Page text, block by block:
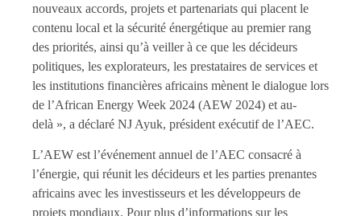
nouveaux accords, projets et partenariats qui placent le
contenu local et la sécurité énergétique au premier rang
des priorités, ainsi qu’à veiller à ce que les décideurs
politiques, les explorateurs, les prestataires de services et
les institutions financières africains mènent le dialogue lors
de l’African Energy Week 2024 (AEW 2024) et au-
delà », a déclaré NJ Ayuk, président exécutif de l’AEC.
L’AEW est l’événement annuel de l’AEC consacré à
l’énergie, qui réunit les décideurs et les parties prenantes
africains avec les investisseurs et les développeurs de
projets mondiaux. Pour plus d’informations sur les